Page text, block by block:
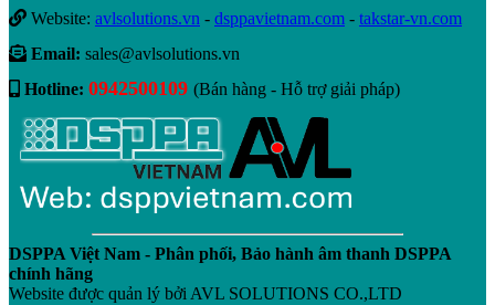
Website: avlsolutions.vn - dsppavietnam.com - takstar-vn.com
Email: sales@avlsolutions.vn
Hotline: 0942500109 (Bán hàng - Hỗ trợ giải pháp)
DSPPA Việt Nam - Phân phối, Bảo hành âm thanh DSPPA
chính hãng
Website được quản lý bởi AVL SOLUTIONS CO.,LTD